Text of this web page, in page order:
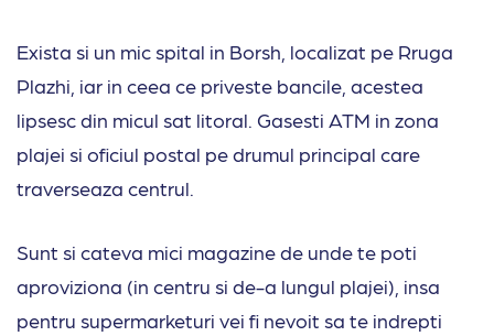
Exista si un mic spital in Borsh, localizat pe Rruga
Plazhi, iar in ceea ce priveste bancile, acestea
lipsesc din micul sat litoral. Gasesti ATM in zona
plajei si oficiul postal pe drumul principal care
traverseaza centrul.
Sunt si cateva mici magazine de unde te poti
aproviziona (in centru si de-a lungul plajei), insa
pentru supermarketuri vei fi nevoit sa te indrepti